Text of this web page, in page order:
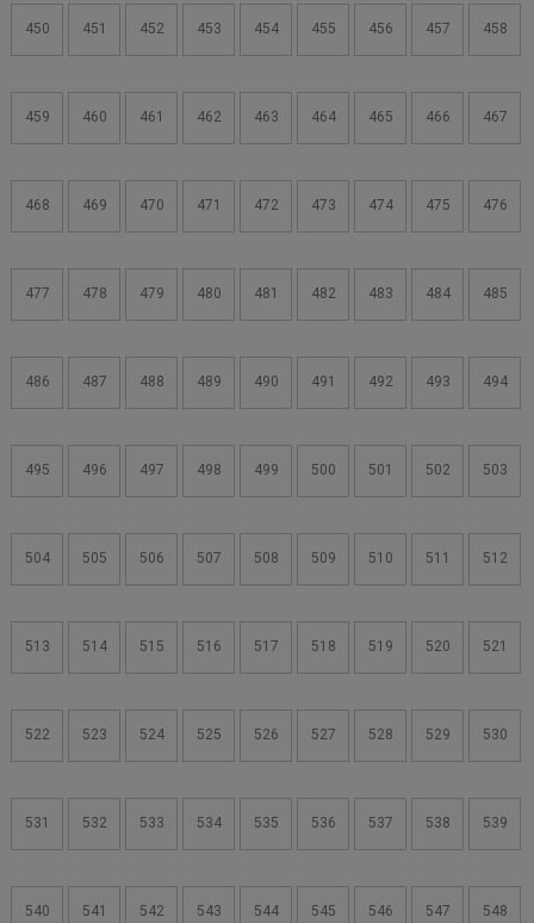
450 451 452 453 454 455 456 457 458
459 460 461 462 463 464 465 466 467
468 469 470 471 472 473 474 475 476
477 478 479 480 481 482 483 484 485
486 487 488 489 490 491 492 493 494
495 496 497 498 499 500 501 502 503
504 505 506 507 508 509 510 511 512
513 514 515 516 517 518 519 520 521
522 523 524 525 526 527 528 529 530
531 532 533 534 535 536 537 538 539
540 541 542 543 544 545 546 547 548